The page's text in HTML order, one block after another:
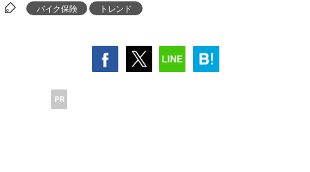
バイク保険 トレンド
PR